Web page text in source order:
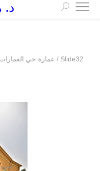
د.
عمارة حي / Slide32